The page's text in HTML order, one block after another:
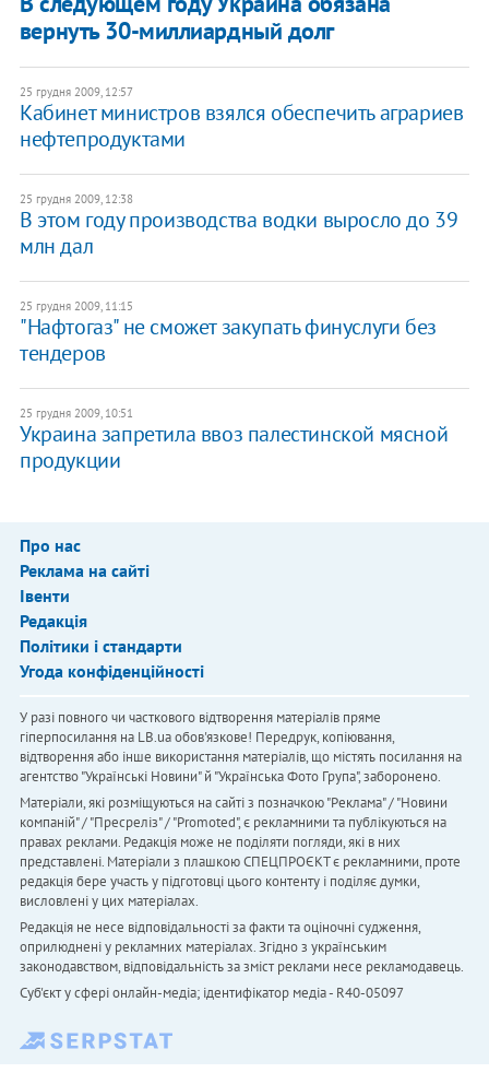
вернуть 30-миллиардный долг
25 грудня 2009, 12:57
Кабинет министров взялся обеспечить аграриев
нефтепродуктами
25 грудня 2009, 12:38
В этом году производства водки выросло до 39
млн дал
25 грудня 2009, 11:15
"Нафтогаз" не сможет закупать финуслуги без
тендеров
25 грудня 2009, 10:51
Украина запретила ввоз палестинской мясной
продукции
Про нас
Реклама на сайті
Івенти
Редакція
Політики і стандарти
Угода конфіденційності
У разі повного чи часткового відтворення матеріалів пряме
гіперпосилання на LB.ua обов'язкове! Передрук, копіювання,
відтворення або інше використання матеріалів, що містять посилання на
агентство "Українськi Новини" й "Українська Фото Група", заборонено.
Матеріали, які розміщуються на сайті з позначкою "Реклама" / "Новини
компаній" / "Пресреліз" / "Promoted", є рекламними та публікуються на
правах реклами. Редакція може не поділяти погляди, які в них
представлені. Матеріали з плашкою СПЕЦПРОЄКТ є рекламними, проте
редакція бере участь у підготовці цього контенту і поділяє думки,
висловлені у цих матеріалах.
Редакція не несе відповідальності за факти та оціночні судження,
оприлюднені у рекламних матеріалах. Згідно з українським
законодавством, відповідальність за зміст реклами несе рекламодавець.
Cуб'єкт у сфері онлайн-медіа; ідентифікатор медіа - R40-05097